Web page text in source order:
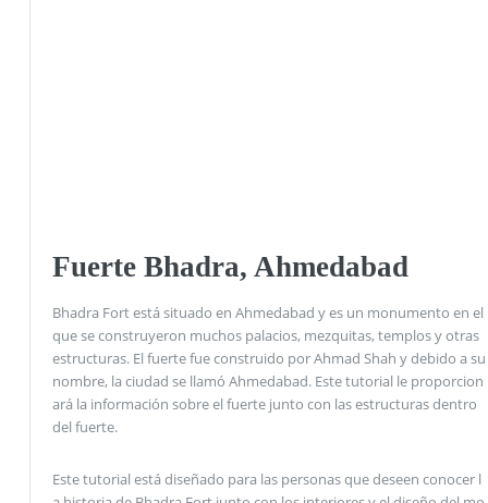
Fuerte Bhadra, Ahmedabad
Bhadra Fort está situado en Ahmedabad y es un monumento en el
que se construyeron muchos palacios, mezquitas, templos y otras
estructuras. El fuerte fue construido por Ahmad Shah y debido a su
nombre, la ciudad se llamó Ahmedabad. Este tutorial le proporcion
ará la información sobre el fuerte junto con las estructuras dentro
del fuerte.
Este tutorial está diseñado para las personas que deseen conocer l